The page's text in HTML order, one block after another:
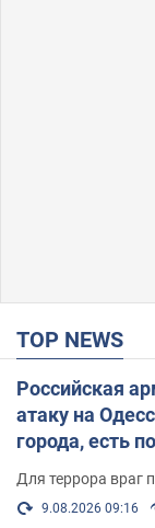
TOP NEWS
Российская
атаку на
города, есть
Для террора враг
9.08.2026 09:16